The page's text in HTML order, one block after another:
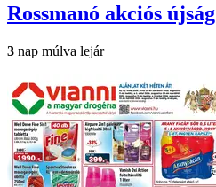
Rossmanó akciós újság
3 nap múlva lejár